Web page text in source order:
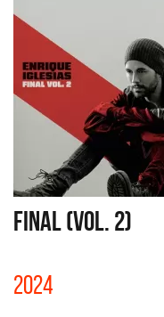
FINAL (VOL. 2)
2024